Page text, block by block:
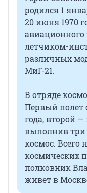
родился 1
20 июня 1970
летчиком-
различных
МиГ-21.
В отряде
Первый полет
года, второй —
выполнив
космос. Всего
космических
полковник
живет в